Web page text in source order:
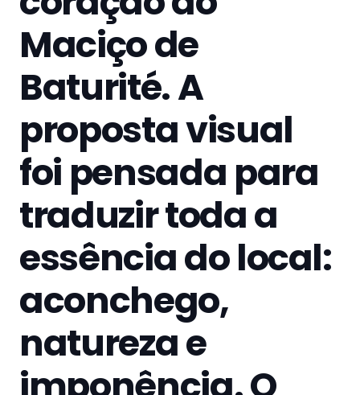
Maciço de
Baturité. A
proposta visual
foi pensada para
traduzir toda a
essência do local:
aconchego,
natureza e